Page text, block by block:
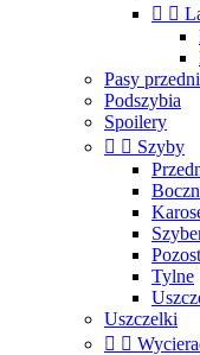
 
Pasy
Podszybia
Spoilery
  Szyby
Tylne
Uszczelki
 